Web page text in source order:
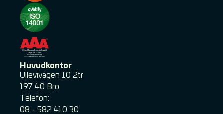
Huvudkontor
Ullevivägen 10 2tr ​
197 40 Bro
Telefon:
08 - 582 410 30